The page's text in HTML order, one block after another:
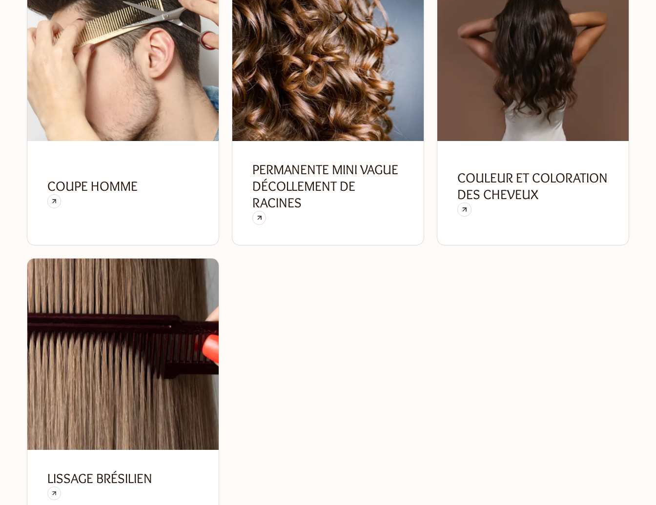
COUPE HOMME
PERMANENTE MINI VAGUE
DÉCOLLEMENT DE
RACINES
COULEUR ET COLORATION
DES CHEVEUX
LISSAGE BRÉSILIEN